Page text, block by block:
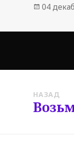
04
записям
НАЗАД